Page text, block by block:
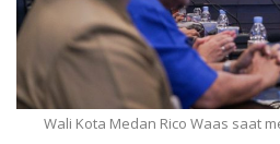
Wali Kota Medan Rico Waas saat